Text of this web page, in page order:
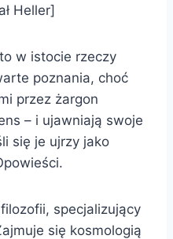
Heller]
w istocie rzeczy
poznania, choć
przez żargon
– i ujawniają swoje
się je ujrzy jako
specjalizujący
się kosmologią